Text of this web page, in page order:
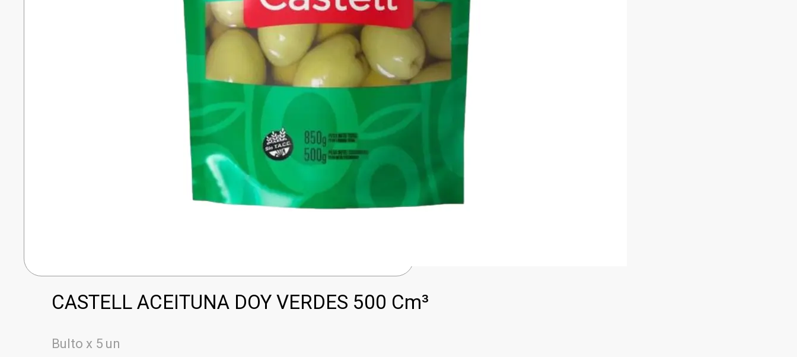
CASTELL ACEITUNA DOY VERDES 500 Cm³
Bulto x 5 un